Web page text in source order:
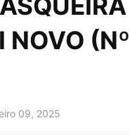
NOVO
09, 2025